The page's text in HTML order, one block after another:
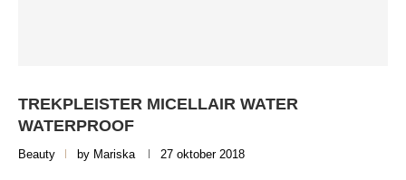
TREKPLEISTER MICELLAIR WATER
WATERPROOF
Beauty by Mariska 27 oktober 2018